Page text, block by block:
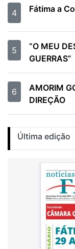
4 Fátima a
5
“O MEU
GUERRAS”
6
AMORIM
DIREÇÃO
Última edição